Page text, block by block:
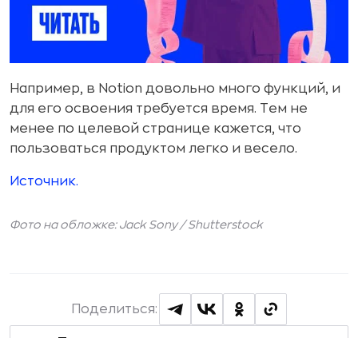
Например, в Notion довольно много функций, и
для его освоения требуется время. Тем не
менее по целевой странице кажется, что
пользоваться продуктом легко и весело.
Источник.
Фото на обложке: Jack Sony /Shutterstock
Поделиться: